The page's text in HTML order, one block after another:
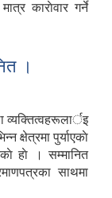
काराेवार गर्ने
।
व्यक्तित्वहरूलार्इ
क्षेत्रमा पुर्याएकाे
हाे । सम्मानित
साथमा